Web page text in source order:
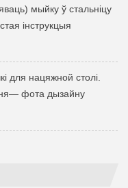
мыйку ў стальніцу
інструкцыя
для нацяжной столі.
фота дызайну